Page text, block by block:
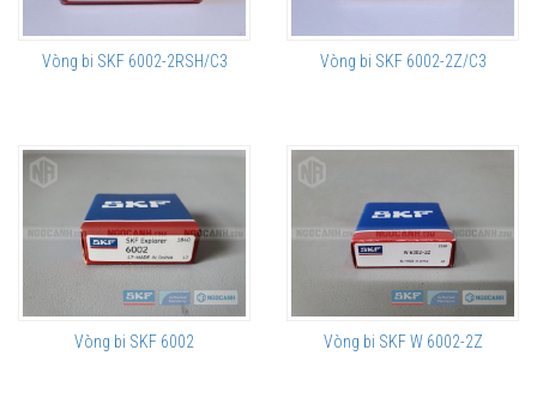
Vòng bi SKF 6002-2RSH/C3 Vòng bi SKF 6002-2Z/C3
Vòng bi SKF 6002 Vòng bi SKF W 6002-2Z